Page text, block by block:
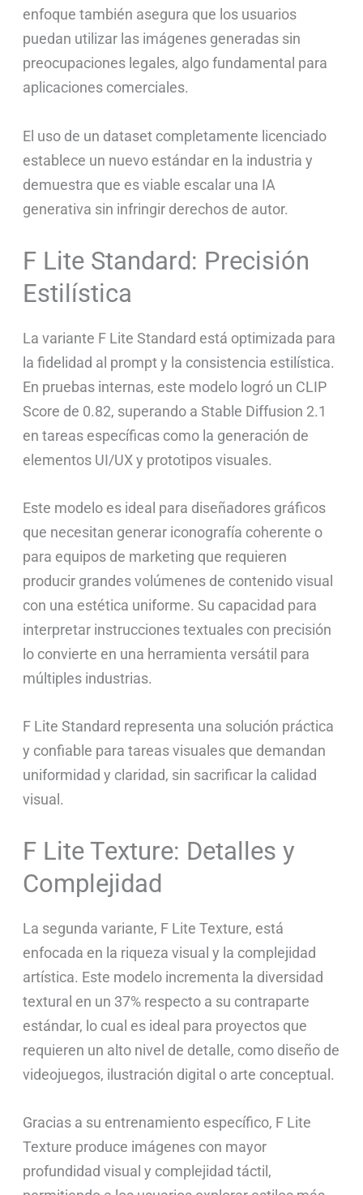
enfoque también asegura que los usuarios
puedan utilizar las imágenes generadas sin
preocupaciones legales, algo fundamental para
aplicaciones comerciales.
El uso de un dataset completamente licenciado
establece un nuevo estándar en la industria y
demuestra que es viable escalar una IA
generativa sin infringir derechos de autor.
F Lite Standard: Precisión
Estilística
La variante F Lite Standard está optimizada para
la fidelidad al prompt y la consistencia estilística.
En pruebas internas, este modelo logró un CLIP
Score de 0.82, superando a Stable Diffusion 2.1
en tareas específicas como la generación de
elementos UI/UX y prototipos visuales.
Este modelo es ideal para diseñadores gráficos
que necesitan generar iconografía coherente o
para equipos de marketing que requieren
producir grandes volúmenes de contenido visual
con una estética uniforme. Su capacidad para
interpretar instrucciones textuales con precisión
lo convierte en una herramienta versátil para
múltiples industrias.
F Lite Standard representa una solución práctica
y confiable para tareas visuales que demandan
uniformidad y claridad, sin sacrificar la calidad
visual.
F Lite Texture: Detalles y
Complejidad
La segunda variante, F Lite Texture, está
enfocada en la riqueza visual y la complejidad
artística. Este modelo incrementa la diversidad
textural en un 37% respecto a su contraparte
estándar, lo cual es ideal para proyectos que
requieren un alto nivel de detalle, como diseño de
videojuegos, ilustración digital o arte conceptual.
Gracias a su entrenamiento específico, F Lite
Texture produce imágenes con mayor
profundidad visual y complejidad táctil,